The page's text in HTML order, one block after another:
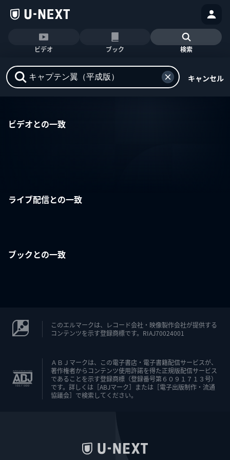
ビデオ ブック 検索
キャンセル
ビデオとの一致
ライブ配信との一致
ブックとの一致
このエルマークは、レコード会社・映像製作会社が提供する
コンテンツを示す登録商標です。RIAJ70024001
ＡＢＪマークは、この電子書店・電子書籍配信サービスが、
著作権者からコンテンツ使用許諾を得た正規版配信サービス
であることを示す登録商標（登録番号第６０９１７１３号）
です。詳しくは［ABJマーク］または［電子出版制作・流通
協議会］で検索してください。